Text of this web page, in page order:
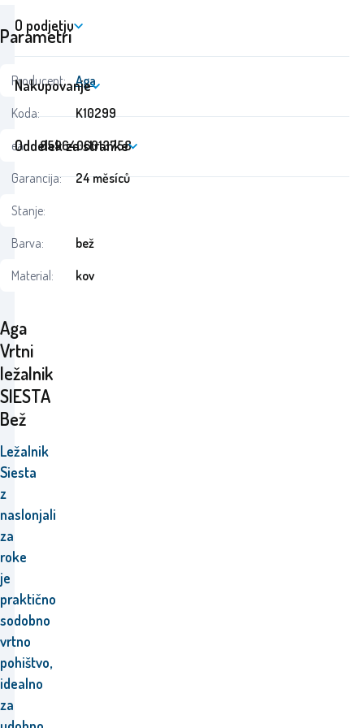
Aga
Vrtni
ležalnik
SIESTA
Bež
Ležalnik
Siesta
z
naslonjali
za
roke
je
praktično
sodobno
vrtno
pohištvo,
idealno
za
Parametri
Producent: Aga
Koda:
K10299
ean: 8596406013758
Garancija:
24 měsíců
Stanje:
Barva:
bež
Material:
kov
O podjetju
Nakupovanje
Oddelek za stranke